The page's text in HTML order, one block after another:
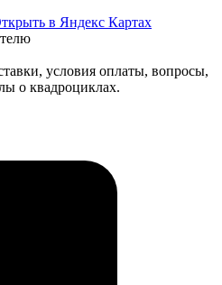
в Яндекс Картах
условия оплаты, вопросы,
о квадроциклах.